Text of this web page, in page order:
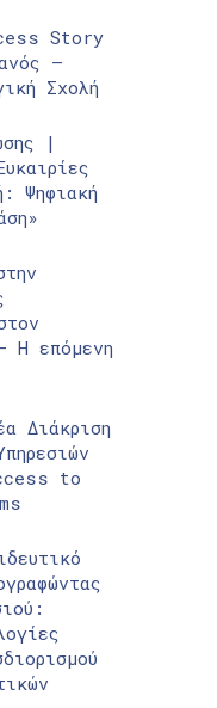
Story
–
Σχολή
|
Ψηφιακή
Η επόμενη
Διάκριση
to